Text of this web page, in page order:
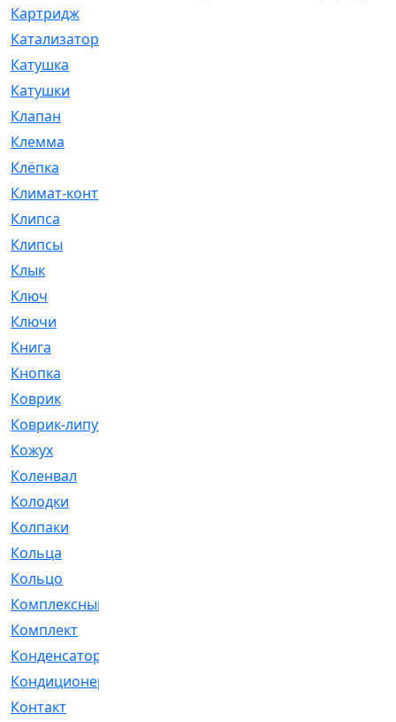
Картридж
Катализатор
Катушка
Катушки
Клапан
Клемма
Клёпка
Климат-контроль
Клипса
Клипсы
Клык
Ключ
Ключи
Книга
Кнопка
Коврик
Коврик-липучка
Кожух
Коленвал
Колодки
Колпаки
Кольца
Кольцо
Комплексный
Комплект
Конденсатор
Кондиционер
Контакт